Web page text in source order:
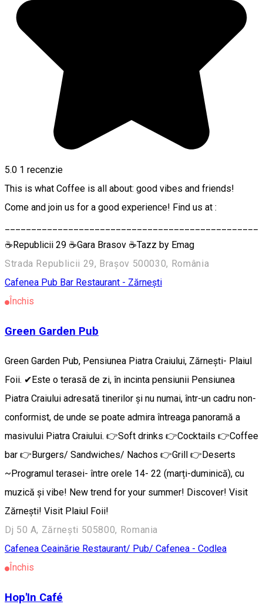
5.0 1 recenzie
This is what Coffee is all about: good vibes and friends!
Come and join us for a good experience! Find us at :
☕️Republicii 29 ☕️Gara Brasov ☕️Tazz by Emag
Strada Republicii 29, Brașov 500030, România
Cafenea Pub Bar Restaurant - Zărnești
Închis
Green Garden Pub
Green Garden Pub, Pensiunea Piatra Craiului, Zărneşti- Plaiul
Foii. ✔Este o terasă de zi, în incinta pensiunii Pensiunea
Piatra Craiului adresată tinerilor şi nu numai, într-un cadru non-
conformist, de unde se poate admira întreaga panoramă a
masivului Piatra Craiului. 👉Soft drinks 👉Cocktails 👉Coffee
bar 👉Burgers/ Sandwiches/ Nachos 👉Grill 👉Deserts
~Programul terasei- între orele 14- 22 (marți-duminică), cu
muzică şi vibe! New trend for your summer! Discover! Visit
Zărneşti! Visit Plaiul Foii!
Dj 50 A, Zărnești 505800, Romania
Cafenea Ceainărie Restaurant/ Pub/ Cafenea - Codlea
Închis
Hop'In Café